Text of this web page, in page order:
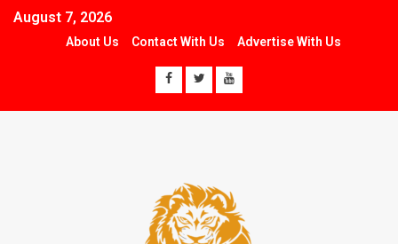
August 7, 2026
About Us Contact With Us Advertise With Us